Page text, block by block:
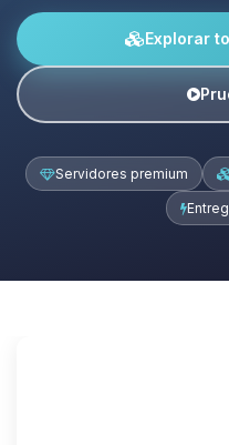
Explorar
Servidores premium